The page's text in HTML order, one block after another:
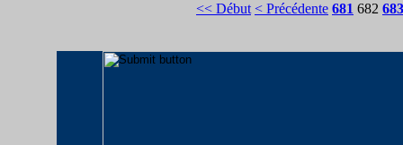
<< Début < Précédente 681 682 683